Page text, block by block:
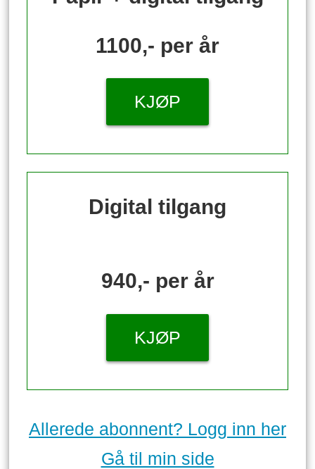
1100,- per år
KJØP
Digital tilgang
940,- per år
KJØP
Allerede abonnent? Logg inn her
Gå til min side